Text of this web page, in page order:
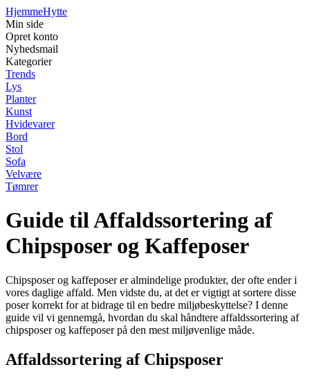
HjemmeHytte
Min side
Opret konto
Nyhedsmail
Kategorier
Trends
Lys
Planter
Kunst
Hvidevarer
Bord
Stol
Sofa
Velvære
Tømrer
Guide til Affaldssortering af
Chipsposer og Kaffeposer
Chipsposer og kaffeposer er almindelige produkter, der ofte ender i
vores daglige affald. Men vidste du, at det er vigtigt at sortere disse
poser korrekt for at bidrage til en bedre miljøbeskyttelse? I denne
guide vil vi gennemgå, hvordan du skal håndtere affaldssortering af
chipsposer og kaffeposer på den mest miljøvenlige måde.
Affaldssortering af Chipsposer